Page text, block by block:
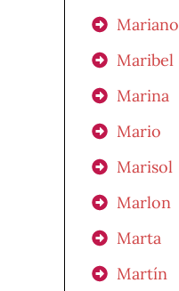
Mariano
Maribel
Marina
Mario
Marisol
Marlon
Marta
Martín